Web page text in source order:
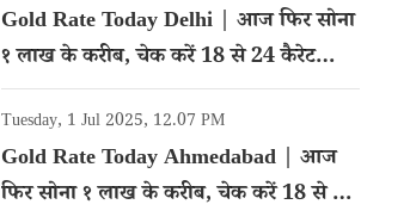
Gold Rate Today Delhi | आज फिर सोना
१ लाख के करीब, चेक करें 18 से 24 कैरेट
गोल्ड का रेट
Tuesday, 1 Jul 2025, 12.07 PM
Gold Rate Today Ahmedabad | आज
फिर सोना १ लाख के करीब, चेक करें 18 से 24